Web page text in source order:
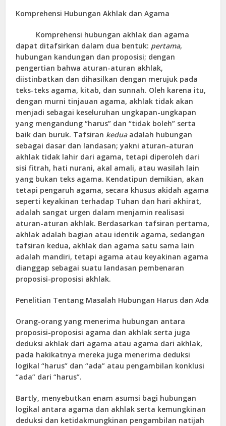
Komprehensi Hubungan Akhlak dan Agama
Komprehensi hubungan akhlak dan agama
dapat ditafsirkan dalam dua bentuk: pertama,
hubungan kandungan dan proposisi; dengan
pengertian bahwa aturan-aturan akhlak,
diistinbatkan dan dihasilkan dengan merujuk pada
teks-teks agama, kitab, dan sunnah. Oleh karena itu,
dengan murni tinjauan agama, akhlak tidak akan
menjadi sebagai keseluruhan ungkapan-ungkapan
yang mengandung “harus” dan “tidak boleh” serta
baik dan buruk. Tafsiran keduaadalah hubungan
sebagai dasar dan landasan; yakni aturan-aturan
akhlak tidak lahir dari agama, tetapi diperoleh dari
sisi fitrah, hati nurani, akal amali, atau wasilah lain
yang bukan teks agama. Kendatipun demikian, akan
tetapi pengaruh agama, secara khusus akidah agama
seperti keyakinan terhadap Tuhan dan hari akhirat,
adalah sangat urgen dalam menjamin realisasi
aturan-aturan akhlak. Berdasarkan tafsiran pertama,
akhlak adalah bagian atau identik agama, sedangan
tafsiran kedua, akhlak dan agama satu sama lain
adalah mandiri, tetapi agama atau keyakinan agama
dianggap sebagai suatu landasan pembenaran
proposisi-proposisi akhlak.
Penelitian Tentang Masalah Hubungan Harus dan Ada
Orang-orang yang menerima hubungan antara
proposisi-proposisi agama dan akhlak serta juga
deduksi akhlak dari agama atau agama dari akhlak,
pada hakikatnya mereka juga menerima deduksi
logikal “harus” dan “ada” atau pengambilan konklusi
“ada” dari “harus”.
Bartly, menyebutkan enam asumsi bagi hubungan
logikal antara agama dan akhlak serta kemungkinan
deduksi dan ketidakmungkinan pengambilan natijah